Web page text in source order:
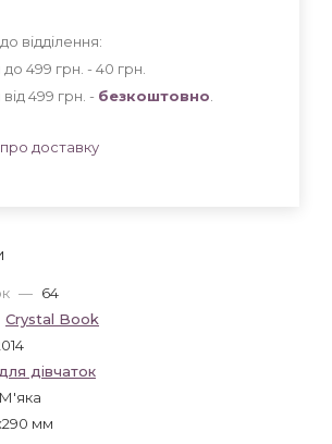
— 64
Crystal Book
дівчаток
М'яка
мм
відділення:
499 грн. - 40 грн
499 грн. - безкоштовно
доставку